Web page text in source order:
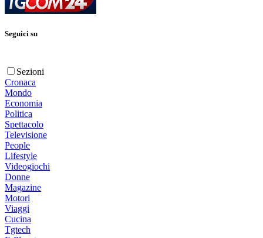
Seguici su
Sezioni
Cronaca
Mondo
Economia
Politica
Spettacolo
Televisione
People
Lifestyle
Videogiochi
Donne
Magazine
Motori
Viaggi
Cucina
Tgtech